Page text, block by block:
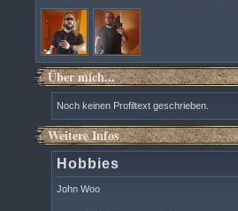
Über mich...
Noch keinen Profiltext geschrieben.
Weitere Infos
Hobbies
John Woo